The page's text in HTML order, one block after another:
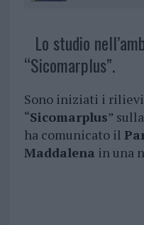
Lo studio
“Sicomarplus”.
Sono iniziati i
“Sicomarplus” sulla
ha comunicato il
Maddalena in una